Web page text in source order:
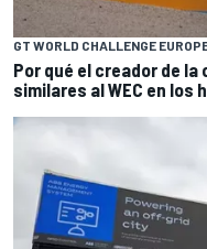
GT WORLD CHALLENGE
Por qué el creador de
similares al WEC en los